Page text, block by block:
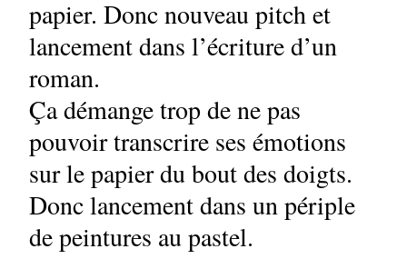
papier. Donc nouveau pitch et
lancement dans l’écriture d’un
roman.
Ça démange trop de ne pas
pouvoir transcrire ses émotions
sur le papier du bout des doigts.
Donc lancement dans un périple
de peintures au pastel.